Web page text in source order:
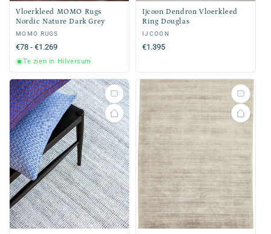
Vloerkleed MOMO Rugs
Nordic Nature Dark Grey
Verkoper:
MOMO RUGS
Normale
prijs
€78 - €1.269
Te zien in Hilversum
Ijcoon Dendron Vloerkleed
Ring Douglas
Verkoper:
IJCOON
Normale
€1.395